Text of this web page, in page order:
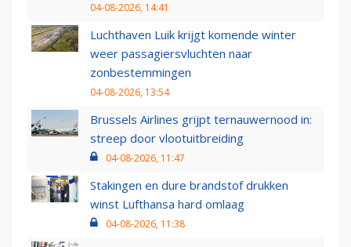
04-08-2026, 14:41
Luchthaven Luik krijgt komende winter
weer passagiersvluchten naar
zonbestemmingen
04-08-2026, 13:54
Brussels Airlines grijpt ternauwernood in:
streep door vlootuitbreiding
04-08-2026, 11:47
Stakingen en dure brandstof drukken
winst Lufthansa hard omlaag
04-08-2026, 11:38